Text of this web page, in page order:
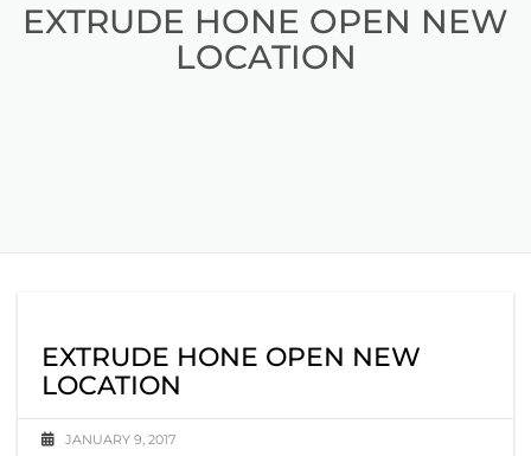
EXTRUDE HONE OPEN NEW
LOCATION
EXTRUDE HONE OPEN NEW
LOCATION
JANUARY 9, 2017